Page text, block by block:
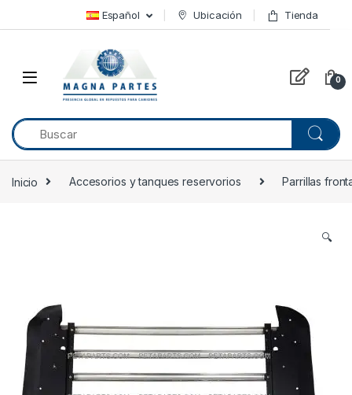
Skip to navigation Español Ubicación Tienda
0
Inicio Accesorios y tanques reservorios Parrillas
🔍